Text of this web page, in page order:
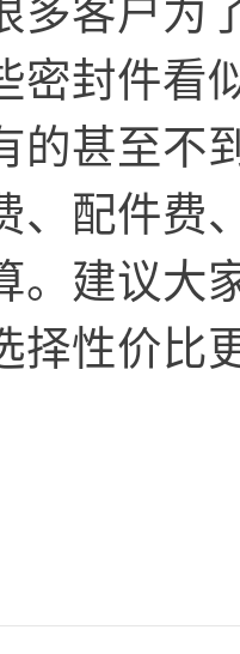
密封件看
的甚至不
、配件费
。建议大
择性价比